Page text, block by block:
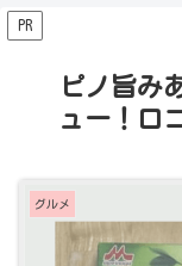
PR
ピノ旨み
ュー！口
グルメ